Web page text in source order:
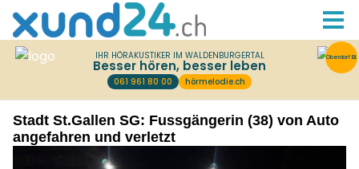
Stadt St.Gallen SG: Fussgängerin (38) von Auto
angefahren und verletzt